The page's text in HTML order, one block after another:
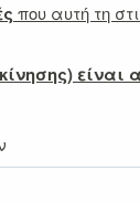
που αυτή τη
είναι